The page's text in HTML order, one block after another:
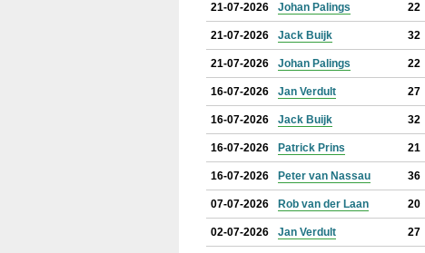
21-07-2026 Johan Palings 22
21-07-2026 Jack Buijk 32
21-07-2026 Johan Palings 22
16-07-2026 Jan Verdult 27
16-07-2026 Jack Buijk 32
16-07-2026 Patrick Prins 21
16-07-2026 Peter van Nassau 36
07-07-2026 Rob van der Laan 20
02-07-2026 Jan Verdult 27